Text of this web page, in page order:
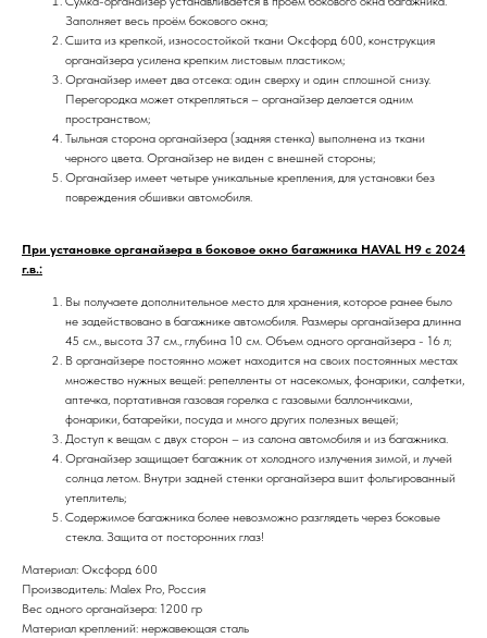
Заполняет весь проём бокового окна;
Сшита из крепкой, износостойкой ткани Оксфорд 600, конструкция
органайзера усилена крепким листовым пластиком;
Органайзер имеет два отсека: один сверху и один сплошной снизу.
Перегородка может открепляться – органайзер делается одним
пространством;
Тыльная сторона органайзера (задняя стенка) выполнена из ткани
черного цвета. Органайзер не виден с внешней стороны;
Органайзер имеет четыре уникальные крепления, для установки без
повреждения обшивки автомобиля.
При установке органайзера в боковое окно багажника HAVAL H9 с 2024
г.в.:
Вы получаете дополнительное место для хранения, которое ранее было
не задействовано в багажнике автомобиля. Размеры органайзера длинна
45 см., высота 37 см., глубина 10 см. Объем одного органайзера - 16 л;
В органайзере постоянно может находится на своих постоянных местах
множество нужных вещей: репелленты от насекомых, фонарики, салфетки,
аптечка, портативная газовая горелка с газовыми баллончиками,
фонарики, батарейки, посуда и много других полезных вещей;
Доступ к вещам с двух сторон – из салона автомобиля и из багажника.
Органайзер защищает багажник от холодного излучения зимой, и лучей
солнца летом. Внутри задней стенки органайзера вшит фольгированный
утеплитель;
Содержимое багажника более невозможно разглядеть через боковые
стекла. Защита от посторонних глаз!
Материал: Оксфорд 600
Производитель: Malex Pro, Россия
Вес одного органайзера: 1200 гр
Материал креплений: нержавеющая сталь